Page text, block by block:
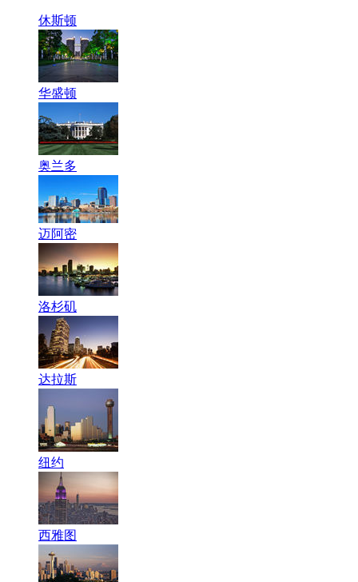
休斯顿
华盛顿
奥兰多
迈阿密
洛杉矶
达拉斯
纽约
西雅图